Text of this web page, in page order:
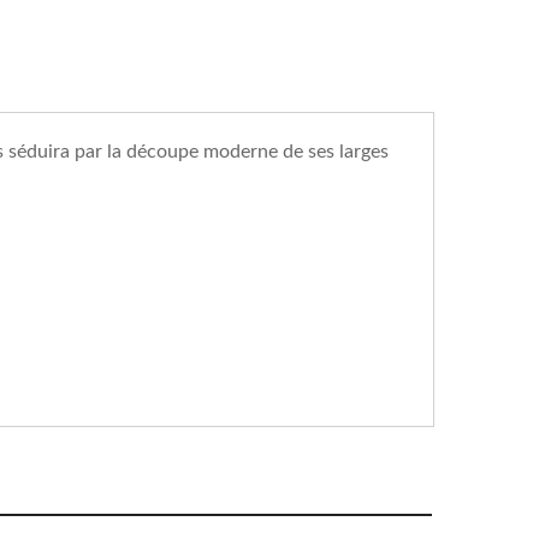
par la découpe moderne de ses larges